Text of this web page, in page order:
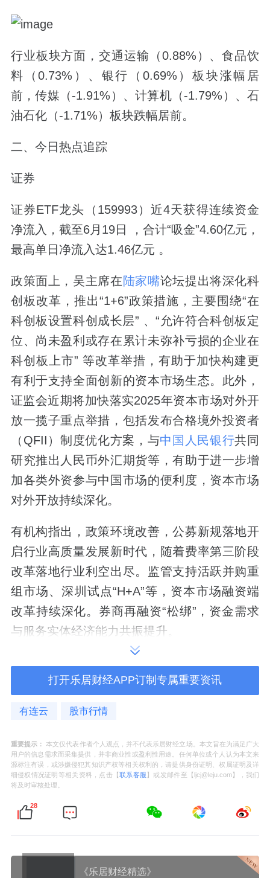
行业板块方面，交通运输（0.88%）、食品饮
料（0.73%）、银行（0.69%）板块涨幅居
前，传媒（-1.91%）、计算机（-1.79%）、石
油石化（-1.71%）板块跌幅居前。
二、今日热点追踪
证券
证券ETF龙头（159993）近4天获得连续资金
净流入，截至6月19日 ，合计“吸金”4.60亿元，
最高单日净流入达1.46亿元 。
政策面上，吴主席在陆家嘴论坛提出将深化科
创板改革，推出“1+6”政策措施，主要围绕“在
科创板设置科创成长层” 、“允许符合科创板定
位、尚未盈利或存在累计未弥补亏损的企业在
科创板上市” 等改革举措，有助于加快构建更
有利于支持全面创新的资本市场生态。此外，
证监会近期将加快落实2025年资本市场对外开
放一揽子重点举措，包括发布合格境外投资者
（QFII）制度优化方案，与中国人民银行共同
研究推出人民币外汇期货等，有助于进一步增
加各类外资参与中国市场的便利度，资本市场
对外开放持续深化。
有机构指出，政策环境改善，公募新规落地开
启行业高质量发展新时代，随着费率第三阶段
改革落地行业利空出尽。监管支持活跃并购重
组市场、深圳试点“H+A”等，资本市场融资端
改革持续深化。券商再融资“松绑”，资金需求
与服务实体经济能力共振提升。
行业板块相关产品：证券ETF龙头（159993）
保险
化。Q2业绩基数压力有限，在Q3预定利率调
降50bps预期及一季度多数机构新单承压态势
下，预计负债端增速有望改善，新增负债成本
有望迎来进一步下调；同时，一季度长端利率
银板块关注度显著提升，从板块内部来看，基
打开乐居财经APP订制专属重要资讯
有连云 股市行情
重要提示： 本文仅代表作者个人观点，并不代表乐居财经立场。本文旨在为满足广大
用户的信息需求而采集提供，并非商业性或盈利性用途。任何单位或个人认为本文来
源标注有误，或涉嫌侵犯其知识产权等相关权利的，请提供身份证明、权属证明及详
细侵权情况证明等相关资料，点击【联系客服 】或发邮件至【ljcj@leju.com】，我们
将及时审核处理。
28
《乐居财经精选》